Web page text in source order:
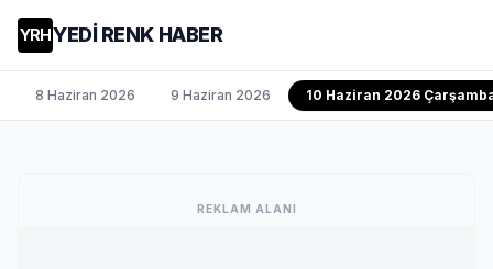
YRHYEDİ RENK HABER
8 Haziran 2026 9 Haziran 2026 10 Haziran 2026
REKLAM ALANI